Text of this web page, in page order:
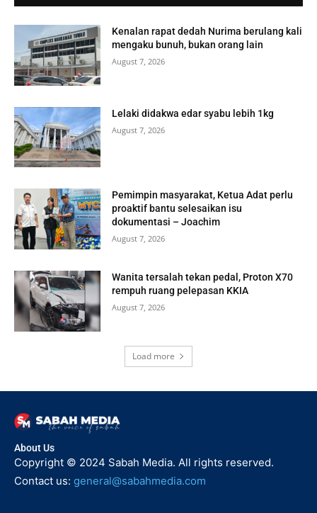
Kenalan rapat dedah Nurima berulang kali
mengaku bunuh, bukan orang lain
August 7, 2026
Lelaki didakwa edar syabu lebih 1kg
August 7, 2026
Pemimpin masyarakat, Ketua Adat perlu
proaktif bantu selesaikan isu
dokumentasi – Joachim
August 7, 2026
Wanita tersalah tekan pedal, Proton X70
rempuh ruang pelepasan KKIA
August 7, 2026
Load more
About Us
Copyright © 2024 Sabah Media. All rights reserved.
Contact us: general@sabahmedia.com